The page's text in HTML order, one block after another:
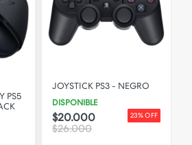
PS5
JOYSTICK PS3 - NEGRO
DISPONIBLE
23% OFF
$20.000
$26.000